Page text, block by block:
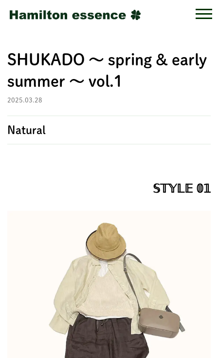
SHUKADO ～ spring & early
summer ～ vol.1
2025.03.28
Natural
𝕊𝕋𝕐𝕃𝔼 𝟘𝟙